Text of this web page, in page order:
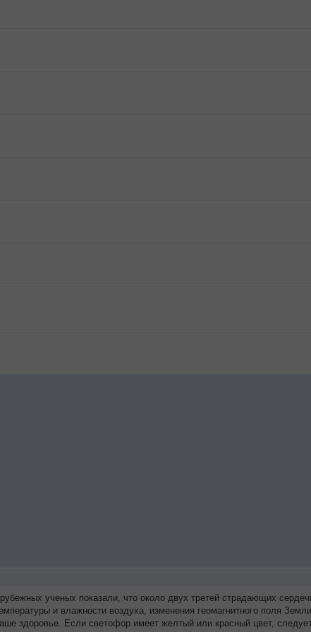
ученых показали, что около двух третей страдающих
и влажности воздуха, изменения геомагнитного поля
здоровье. Если светофор имеет желтый или красный цвет,